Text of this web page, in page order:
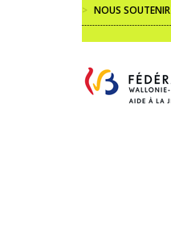
> NOUS SOUTENIR